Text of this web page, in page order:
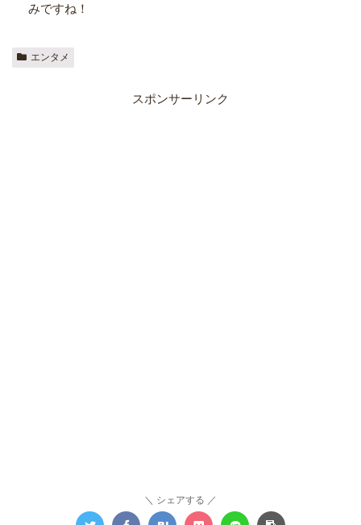
みですね！
エンタメ
スポンサーリンク
シェアする